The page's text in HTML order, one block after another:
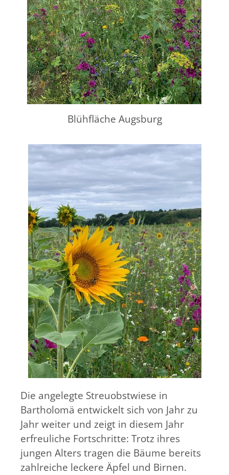
Blühfläche Augsburg
Die angelegte Streuobstwiese in
Bartholomä entwickelt sich von Jahr zu
Jahr weiter und zeigt in diesem Jahr
erfreuliche Fortschritte: Trotz ihres
jungen Alters tragen die Bäume bereits
zahlreiche leckere Äpfel und Birnen.